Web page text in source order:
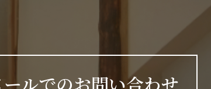
ールでのお問い合わせ